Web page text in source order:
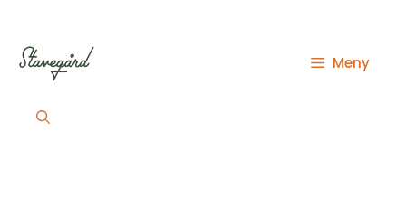
innehåll
Meny